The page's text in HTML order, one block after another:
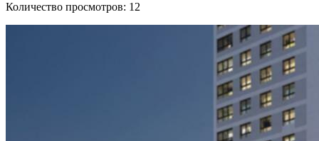
Количество просмотров: 12